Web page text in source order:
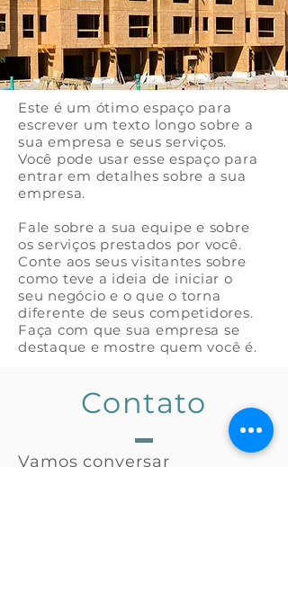
Este é um ótimo espaço para
escrever um texto longo sobre a
sua empresa e seus serviços.
Você pode usar esse espaço para
entrar em detalhes sobre a sua
empresa.
Fale sobre a sua equipe e sobre
os serviços prestados por você.
Conte aos seus visitantes sobre
como teve a ideia de iniciar o
seu negócio e o que o torna
diferente de seus competidores.
Faça com que sua empresa se
destaque e mostre quem você é.
Contato
Vamos conversar